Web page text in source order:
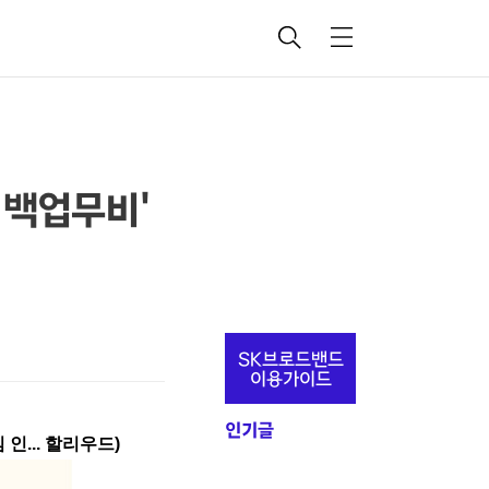
검
메
업무비'
인... 할리우드)
추
정
보
SK브로드밴드
이용가이드
인기글